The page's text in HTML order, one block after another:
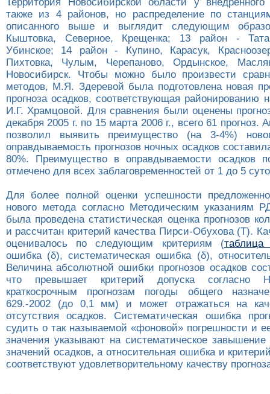
также из 4 районов, но распределение по
описанного выше и выглядит следующим
Кыштовка, Северное, Крещенка; 13 район -
Убинское; 14 район - Купино, Карасук,
Пихтовка, Чулым, Черепаново, Ордынское,
Новосибирск. Чтобы можно было произвести
методов, М.Я. Здеревой была подготовлена новая
прогноза осадков, соответствующая районированию
И.Г. Храмцовой. Для сравнения были оценены
декабря 2005 г. по 15 марта 2006 г., всего 61 прогноз.
позволил выявить преимущество (на 3-4%)
оправдываемость прогнозов ночных осадков
80%. Преимущество в оправдываемости осадков
отмечено для всех заблаговременностей от 1 до 5
Для более полной оценки успешности
нового метода согласно Методическим указаниям
была проведена статистическая оценка прогнозов
и рассчитан критерий качества Пирси-Обухова (Т).
оценивалось по следующим критериям (таблица
ошибка (δ), систематическая ошибка (δ),
Величина абсолютной ошибки прогнозов осадков
что превышает критерий допуска согласно
краткосрочным прогнозам погоды общего
629.-2002 (до 0,1 мм) и может отражаться на
отсутствия осадков. Систематическая ошибка
судить о так называемой «фоновой» погрешности и
значения указывают на систематическое завышение
значений осадков, а относительная ошибка и
соответствуют удовлетворительному качеству